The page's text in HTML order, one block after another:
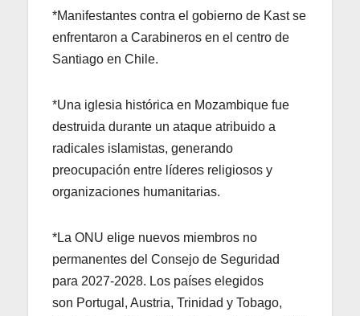
*Manifestantes contra el gobierno de Kast se
enfrentaron a Carabineros en el centro de
Santiago en Chile.
*Una iglesia histórica en Mozambique fue
destruida durante un ataque atribuido a
radicales islamistas, generando
preocupación entre líderes religiosos y
organizaciones humanitarias.
*La ONU elige nuevos miembros no
permanentes del Consejo de Seguridad
para 2027-2028. Los países elegidos
son Portugal, Austria, Trinidad y Tobago,